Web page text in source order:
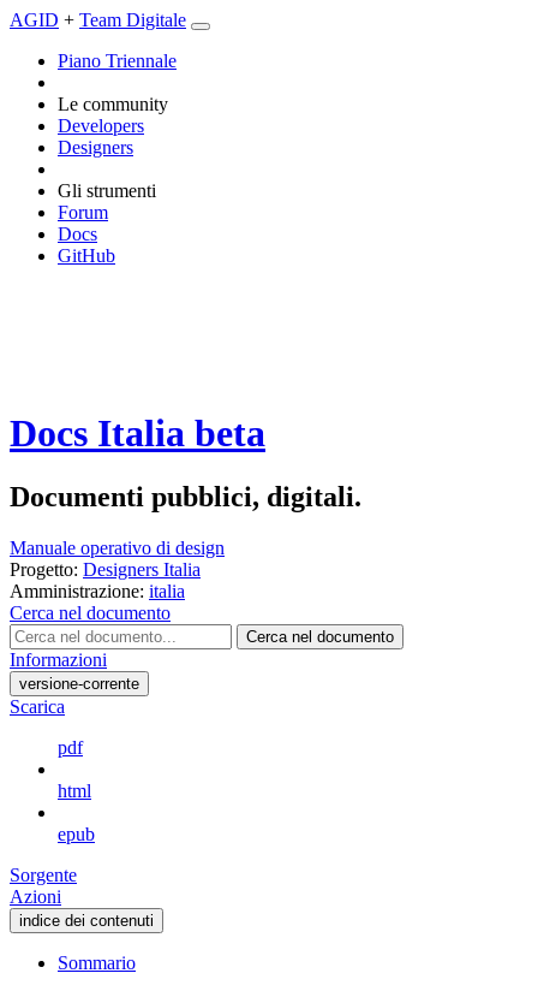
AGID + Team Digitale
Piano Triennale
Le community
Developers
Designers
Gli strumenti
Forum
Docs
GitHub
Docs Italia beta
Documenti pubblici, digitali.
Manuale operativo di design
Progetto: Designers Italia
Amministrazione: italia
Cerca nel documento
Cerca nel documento
Informazioni
versione-corrente
Scarica
pdf
html
epub
Sorgente
Azioni
indice dei contenuti
Sommario